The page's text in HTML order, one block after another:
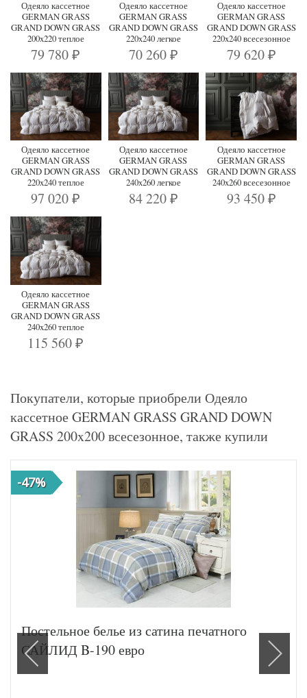
Одеяло кассетное
GERMAN GRASS
GRAND DOWN GRASS
200x220 теплое
79 780₽
Одеяло кассетное
GERMAN GRASS
GRAND DOWN GRASS
220x240 легкое
70 260 ₽
Одеяло кассетное
GERMAN GRASS
GRAND DOWN GRASS
220x240 всесезонное
79 620 ₽
Одеяло кассетное
GERMAN GRASS
GRAND DOWN GRASS
220x240 теплое
97 020₽
Одеяло кассетное
GERMAN GRASS
GRAND DOWN GRASS
240x260 легкое
84 220 ₽
Одеяло кассетное
GERMAN GRASS
GRAND DOWN GRASS
240x260 всесезонное
93 450 ₽
Одеяло кассетное
GERMAN GRASS
GRAND DOWN GRASS
240x260 теплое
115 560₽
Покупатели, которые приобрели Одеяло
кассетное GERMAN GRASS GRAND DOWN
GRASS 200x200 всесезонное, также купили
-47%
Постельное белье из сатина печатного
САЙЛИД B-190 евро